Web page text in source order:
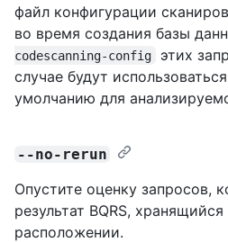
файл конфигурации
во время создания базы
codescanning-config
этих
случае будут
умолчанию для
--no-rerun
Опустите оценку запросов,
результат BQRS,
расположении.